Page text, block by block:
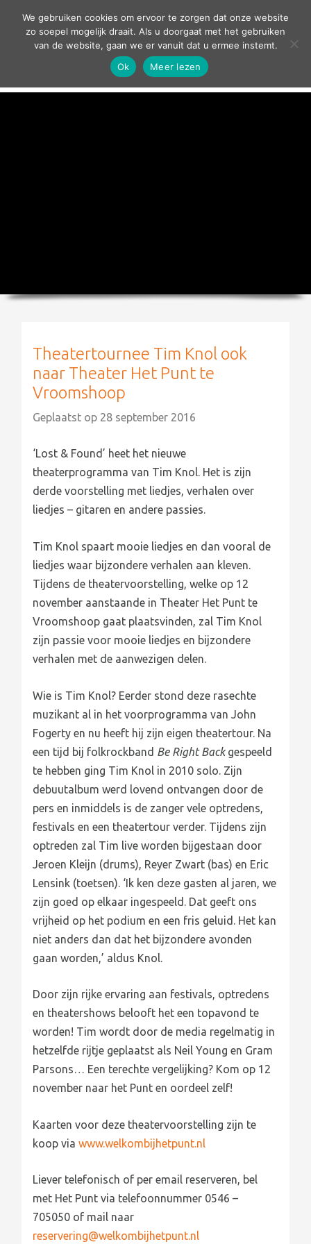
contact
Theatertournee Tim Knol ook
naar Theater Het Punt te
Vroomshoop
Geplaatst op 28 september 2016
‘Lost & Found’ heet het nieuwe
theaterprogramma van Tim Knol. Het is zijn
derde voorstelling met liedjes, verhalen over
liedjes – gitaren en andere passies.
Tim Knol spaart mooie liedjes en dan vooral de
liedjes waar bijzondere verhalen aan kleven.
Tijdens de theatervoorstelling, welke op 12
november aanstaande in Theater Het Punt te
Vroomshoop gaat plaatsvinden, zal Tim Knol
zijn passie voor mooie liedjes en bijzondere
verhalen met de aanwezigen delen.
Wie is Tim Knol? Eerder stond deze rasechte
muzikant al in het voorprogramma van John
Fogerty en nu heeft hij zijn eigen theatertour. Na
een tijd bij folkrockband Be Right Backgespeeld
te hebben ging Tim Knol in 2010 solo. Zijn
debuutalbum werd lovend ontvangen door de
pers en inmiddels is de zanger vele optredens,
festivals en een theatertour verder. Tijdens zijn
optreden zal Tim live worden bijgestaan door
Jeroen Kleijn (drums), Reyer Zwart (bas) en Eric
Lensink (toetsen). ‘Ik ken deze gasten al jaren, we
zijn goed op elkaar ingespeeld. Dat geeft ons
vrijheid op het podium en een fris geluid. Het kan
niet anders dan dat het bijzondere avonden
gaan worden,’ aldus Knol.
Door zijn rijke ervaring aan festivals, optredens
en theatershows belooft het een topavond te
worden! Tim wordt door de media regelmatig in
hetzelfde rijtje geplaatst als Neil Young en Gram
Parsons… Een terechte vergelijking? Kom op 12
november naar het Punt en oordeel zelf!
Kaarten voor deze theatervoorstelling zijn te
koop viawww.welkombijhetpunt.nl
Liever telefonisch of per email reserveren, bel
met Het Punt via telefoonnummer 0546 –
705050 of mail naar
reservering@welkombijhetpunt.nl
We gebruiken cookies om ervoor te zorgen dat onze website
zo soepel mogelijk draait. Als u doorgaat met het gebruiken
van de website, gaan we er vanuit dat u ermee instemt.
Ok
Meer lezen